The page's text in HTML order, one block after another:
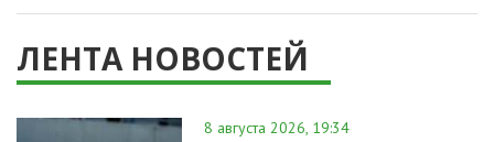
ЛЕНТА НОВОСТЕЙ
8 августа 2026, 19:34